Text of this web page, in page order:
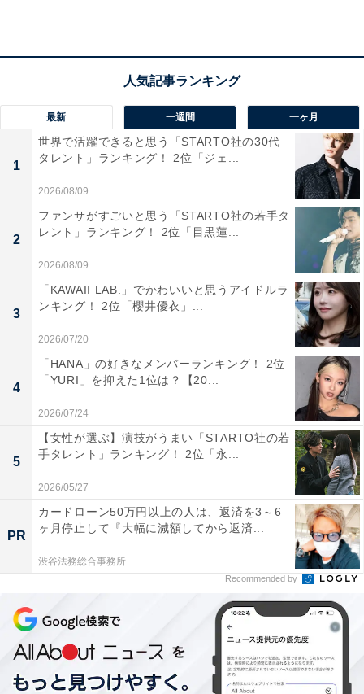
1位は「六甲山」でした。関西屈指の夜景＆星空スポッ
トとして知られる六甲山は、都市部からのアクセスも良
く、標高の高さと空気の澄んだ環境から多くの星が観察
できます。展望台やハイキングコース、宿泊施設も整っ
ており、家族連れからカップルまで幅広く支持されてい
ます。夜空と神戸の街明かりが織りなすコントラスト
は、訪れた人の心に残る感動体験を提供してくれます。
回答者のコメントを見ると「知名度の高いスポットで美
しい景色を満喫したい」（50代女性／神奈川県）、「夜
景が美しい場所として有名なので、星空もきれいに見渡
せると思います」（50代女性／埼玉県）、「街の光が少
なく、広い空が見渡せるので、満天の星空をゆっくり楽
しめる」（30代女性／東京都）といった声がありまし
た。
※回答者のコメントは原文ママです
All About ニュースの編集者。オールアバウトに入社後、
SNSトレンドにフォーカスした記事執筆やSEOライティ
ングの経験を経て、のちにAll About ニュースチームのメ
ンバーに参入。現在は旅行・カルチャー・エンタメなど
を中心に企画編集を担当。東京都出身。居酒屋巡りとス
ポーツ観戦が生きがい。
次ページ
8位までの全ランキング結果を見
る
最新 一週間 一ヶ月
1
世界で活躍できると思う「STARTO社の30代
タレント」ランキング！ 2位「ジェ...
2026/08/09
2
ファンサがすごいと思う「STARTO社の若手タ
レント」ランキング！ 2位「目黒蓮...
2026/08/09
3
「KAWAII LAB.」でかわいいと思うアイドルラ
ンキング！ 2位「櫻井優衣」...
2026/07/20
4
「HANA」の好きなメンバーランキング！ 2位
「YURI」を抑えた1位は？【20...
2026/07/24
5
【女性が選ぶ】演技がうまい「STARTO社の若
手タレント」ランキング！ 2位「永...
2026/05/27
PR
カードローン50万円以上の人は、返済を3～6
ヶ月停止して『大幅に減額してから返済...
渋谷法務総合事務所
Recommended by